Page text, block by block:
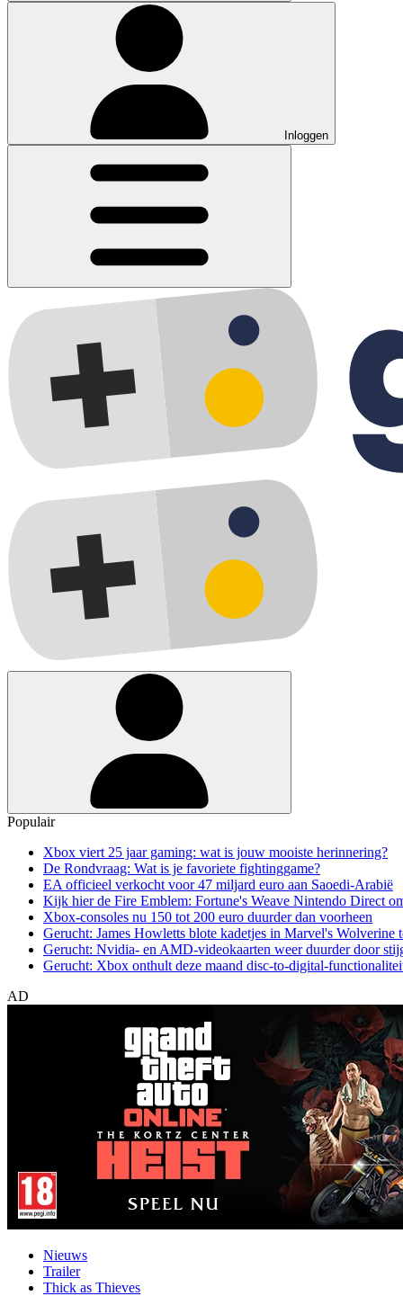
Inloggen
Populair
Xbox viert 25 jaar gaming: wat is jouw mooiste herinnering?
De Rondvraag: Wat is je favoriete fightinggame?
EA officieel verkocht voor 47 miljard euro aan Saoedi-Arabië
Kijk hier de Fire Emblem: Fortune's Weave Nintendo Direct
Xbox-consoles nu 150 tot 200 euro duurder dan voorheen
Gerucht: James Howletts blote kadetjes in Marvel's Wolverine
Gerucht: Nvidia- en AMD-videokaarten weer duurder door
Gerucht: Xbox onthult deze maand disc-to-digital-
AD
Nieuws
Trailer
Thick as Thieves